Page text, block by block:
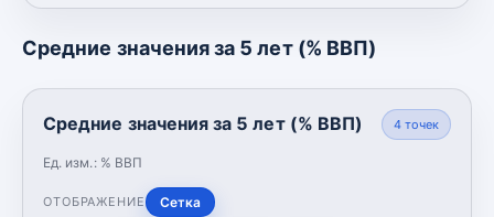
Средние значения за 5 лет (% ВВП)
Средние значения за 5 лет (% ВВП)
Ед. изм.: % ВВП
4точек
ОТОБРАЖЕНИЕ Сетка